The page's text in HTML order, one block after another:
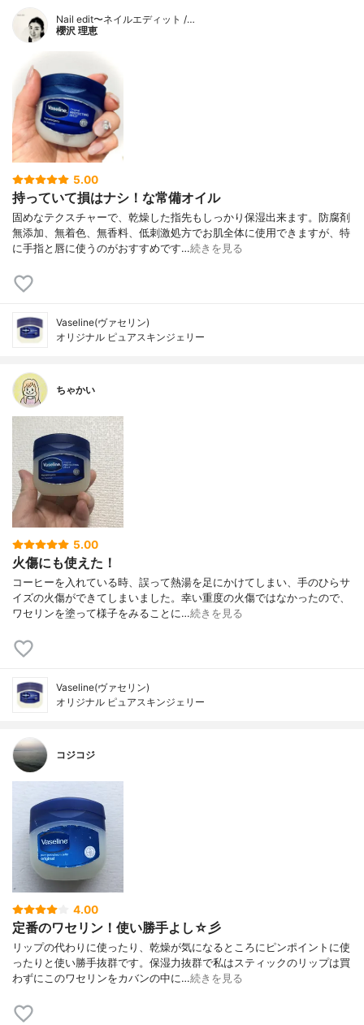
Nail edit〜ネイルエディット /…
櫻沢 理恵
5.00
持っていて損はナシ！な常備オイル
固めなテクスチャーで、乾燥した指先もしっかり保湿出来ます。防腐剤
無添加、無着色、無香料、低刺激処方でお肌全体に使用できますが、特
に手指と唇に使うのがおすすめです…続きを見る
Vaseline(ヴァセリン)
オリジナル ピュアスキンジェリー
ちゃかい
5.00
火傷にも使えた！
コーヒーを入れている時、誤って熱湯を足にかけてしまい、手のひらサ
イズの火傷ができてしまいました。幸い重度の火傷ではなかったので、
ワセリンを塗って様子をみることに…続きを見る
Vaseline(ヴァセリン)
オリジナル ピュアスキンジェリー
コジコジ
4.00
定番のワセリン！使い勝手よし☆彡
リップの代わりに使ったり、乾燥が気になるところにピンポイントに使
ったりと使い勝手抜群です。保湿力抜群で私はスティックのリップは買
わずにこのワセリンをカバンの中に…続きを見る